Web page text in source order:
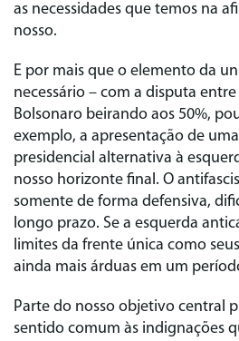
as necessidades que temos na
nosso.
E por mais que o elemento da
necessário – com a disputa
Bolsonaro beirando aos 50%,
exemplo, a apresentação de
presidencial alternativa à
nosso horizonte final. O
somente de forma defensiva,
longo prazo. Se a esquerda
limites da frente única como
ainda mais árduas em um
Parte do nosso objetivo central
sentido comum às indignações